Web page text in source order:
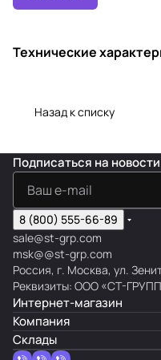
Технические
Назад к списку
Подписаться на
8 (800) 555-66-89
sale@st-grp.com
msk@@st-grp.com
Россия, г. Москва, ул.
Реквизиты: ООО «СТ-
Интернет-магазин
Компания
Склады